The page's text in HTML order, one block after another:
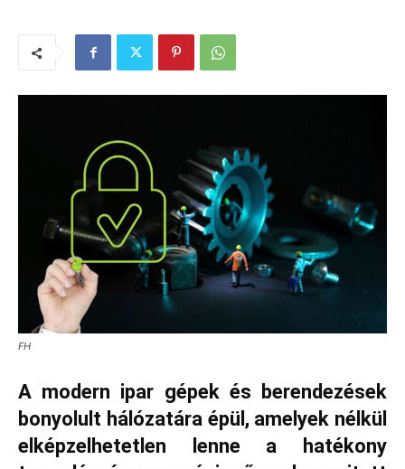
FH
A modern ipar gépek és berendezések
bonyolult hálózatára épül, amelyek nélkül
elképzelhetetlen lenne a hatékony